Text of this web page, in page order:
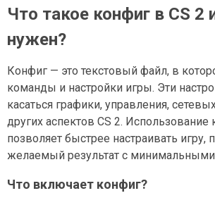
Что такое конфиг в CS 2
нужен?
Конфиг — это текстовый файл, в
команды и настройки игры. Эти
касаться графики, управления,
других аспектов CS 2. Использование
позволяет быстрее настраивать игру,
желаемый результат с минимальными
Что включает конфиг?